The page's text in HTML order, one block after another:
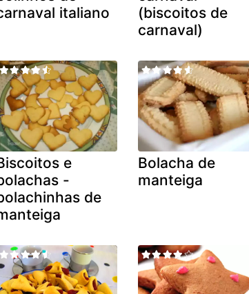
italiano
(biscoitos de
carnaval)
e
-
de
Bolacha de
manteiga